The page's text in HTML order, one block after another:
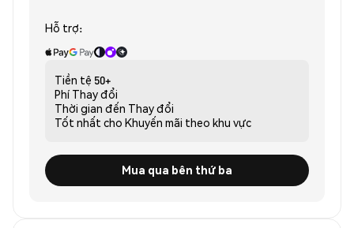
Hỗ trợ:
Tiền tệ 50+
Phí Thay đổi
Thời gian đến Thay đổi
Tốt nhất cho Khuyến mãi theo khu vực
Mua qua bên thứ ba